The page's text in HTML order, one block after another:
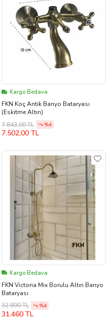
Kargo Bedava
FKN Koç Antik Banyo Bataryası
(Eskitme Altın)
7.843,00 TL
%4
7.502,00 TL
Kargo Bedava
FKN Victoria Mix Borulu Altın Banyo
Bataryası
32.890 TL
%4
31.460 TL